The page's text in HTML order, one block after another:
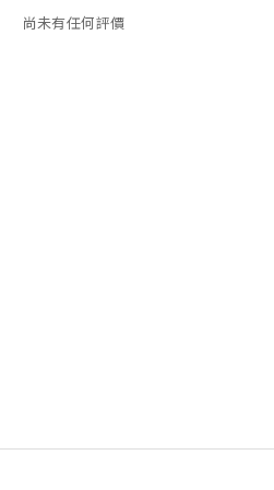
尚未有任何評價